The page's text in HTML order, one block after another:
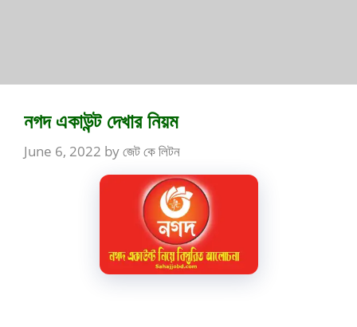
নগদ একাউন্ট দেখার নিয়ম
June 6, 2022 byজেট কে লিটন